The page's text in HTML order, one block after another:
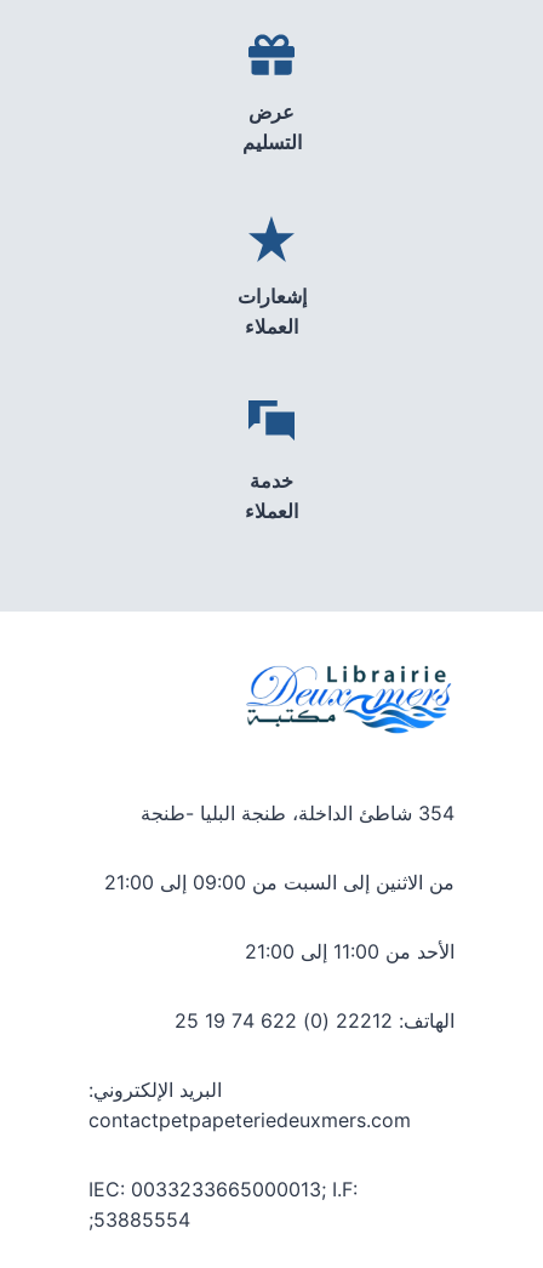
عرض
التسليم
إشعارات
العملاء
خدمة
العملاء
354 شاطئ الداخلة، طنجة البليا -طنجة
من الاثنين إلى السبت من 09:00 إلى 21:00
الأحد من 11:00 إلى 21:00
الهاتف: 22212 (0) 622 74 19 25
البريد الإلكتروني:
contactpetpapeteriedeuxmers.com
IEC: 0033233665000013; I.F:
53885554;